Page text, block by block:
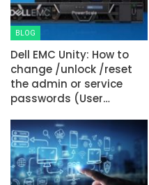
BLOG
Dell EMC Unity: How to
change /unlock /reset
the admin or service
passwords (User…